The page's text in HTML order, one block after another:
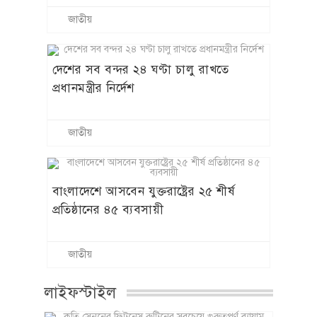
জাতীয়
দেশের সব বন্দর ২৪ ঘণ্টা চালু রাখতে
প্রধানমন্ত্রীর নির্দেশ
জাতীয়
বাংলাদেশে আসবেন যুক্তরাষ্ট্রের ২৫ শীর্ষ
প্রতিষ্ঠানের ৪৫ ব্যবসায়ী
জাতীয়
লাইফস্টাইল